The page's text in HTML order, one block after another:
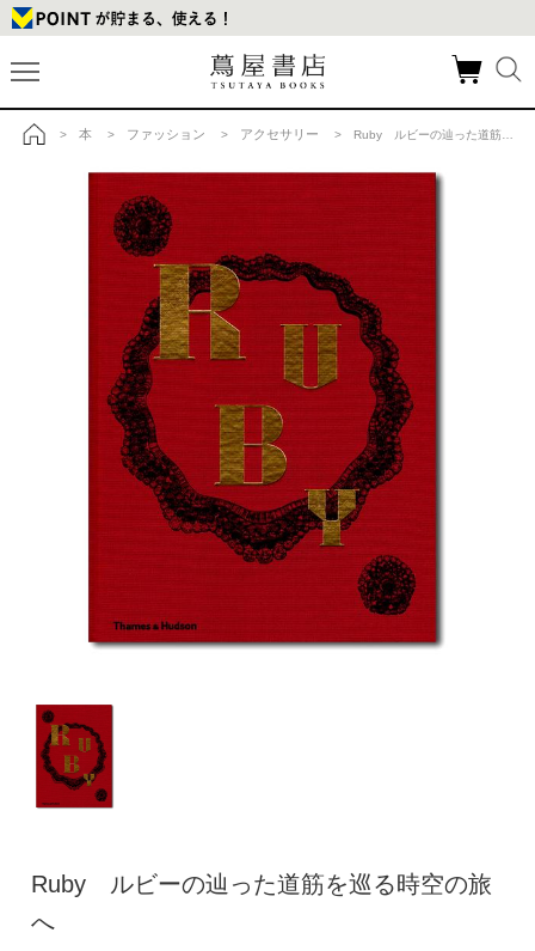
> 本 > ファッション > アクセサリー > Ruby ルビーの辿った道筋を巡る時空の旅への商品詳細
Ruby ルビーの辿った道筋を巡る時空の旅
へ